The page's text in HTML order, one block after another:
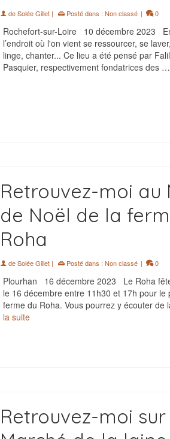
deSolée Gillet | Posté dans : Non classé | 0
Rochefort-sur-Loire 10 décembre 2023
l’endroit où l'on vient se ressourcer, se
linge, chanter... Ce lieu a été pensé par
Pasquier, respectivement fondatrices des …
Retrouvez-moi au
de Noël de la
Roha
deSolée Gillet | Posté dans : Non classé | 0
Plourhan 16 décembre 2023 Le Roha
le 16 décembre entre 11h30 et 17h pour
ferme du Roha. Vous pourrez y écouter
la suite
Retrouvez-moi sur